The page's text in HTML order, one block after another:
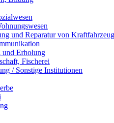
und Reparatur von
und Erholung
Fischerei
/ Sonstige Institutionen